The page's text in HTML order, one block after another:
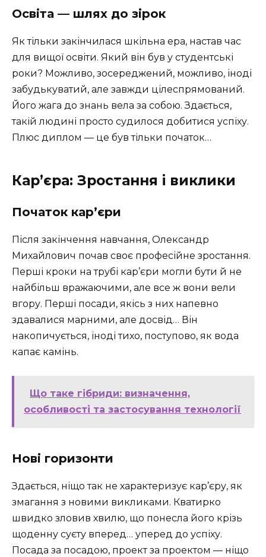
Освіта — шлях до зірок
Як тільки закінчилася шкільна ера, настав час
для вищої освіти. Який він був у студентські
роки? Можливо, зосереджений, можливо, іноді
забудькуватий, але завжди цілеспрямований.
Його жага до знань вела за собою. Здається,
такій людині просто судилося добитися успіху.
Плюс диплом — це був тільки початок…
Кар’єра: Зростання і виклики
Початок кар’єри
Після закінчення навчання, Олександр
Михайлович почав своє професійне зростання.
Перші кроки на трубі кар’єри могли бути й не
найбільш вражаючими, але все ж вони вели
вгору. Перші посади, якісь з них напевно
здавалися марними, але досвід… Він
накопичується, іноді тихо, поступово, як вода
капає камінь.
Що таке гібриди: визначення,
особливості та застосування технології
Нові горизонти
Здається, ніщо так не характеризує кар’єру, як
змагання з новими викликами. Кватирко
швидко зловив хвилю, що понесла його крізь
щоденну суєту вперед… уперед до успіху.
Посада за посадою, проект за проектом — ніщо